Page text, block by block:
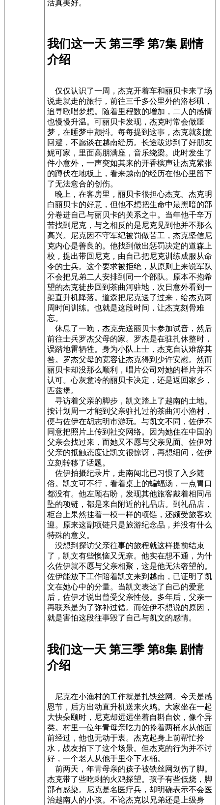
活真美好。
我们这一天 第三季 第7集 剧情
介绍
仅仅认识了一周，杰克开着车和丽贝卡来了场
说走就走的旅行，前往三千多公里外的洛杉矶，
追寻歌唱梦想。随着里程数的增加，二人的感情
也慢慢升温。可丽贝卡发现，杰克时常会做噩
梦，在睡梦中颤抖。每每提到这事，杰克就刻意
回避，不愿谈在越南经历。长途跋涉到了好朋友
妮可家，里面高朋满座，音乐绕梁。此时发生了
件小意外，一声突如其来的开香槟声让杰克紧张
的蹲伏在地板上，看来越南的经历在他心里留下
了无法愈合的创伤。
晚上，在客房里，丽贝卡很担心杰克。杰克明
白丽贝卡的好意，但他不想把生命中最黑暗的部
分卷进自己与丽贝卡的关系之中。当年他千辛万
苦找到尼克，与之相反的是尼克见到他并不那么
高兴。尼克因不守军纪被罚做苦工，杰克坚信尼
克内心是善良的。他找到做出惩罚决定的道森上
校，提出带回尼克，由自己把尼克训练成服从命
令的士兵。这个要求被拒绝，从原则上来说军队
不会把兄弟二人安排到同一个部队。原本不抱希
望的杰克徒步回到茶曲河驻地，次日意外看到一
架直升机降落。道森把尼克送了过来，给杰克两
周时间训练。也就是这段时间，让杰克刻骨难
忘。
休息了一晚，杰克先送丽贝卡参加试音，然后
前往士兵罗杰父母的家。罗杰是在驻扎休整时，
误踏地雷牺牲。身为小队上士，杰克自认难辞其
咎。罗杰父母的宽容让杰克得到少许安慰。然而
丽贝卡却没那么顺利，唱片公司对她的样片并不
认可。心灰意冷的丽贝卡决定，还是返回家乡，
匹兹堡。
寻访着父亲的脚步，凯文踏上了越南的土地。
按计划周一才能到父亲驻扎过的茶曲河小渔村，
便与佐伊在胡志明市游玩。与凯文不同，佐伊不
同意把照片上传到社交网络。因为她住在中国的
父亲会找过来，而她又不愿与父亲见面。佐伊对
父亲的抵触态度让凯文很惊讶，再想细问，佐伊
立刻转移了话题。
佐伊拍摄纪录片，走南闯北已习惯了入乡随
俗。凯文可不行，看着桌上的蝙蝠汤，一点胃口
都没有。他左顾右盼，发现其他旅客戴着相同吊
坠的项链，都是来自附近的礼品店。到礼品店，
柜台上果然挂着一模一样的项链，还颇受旅客欢
迎。原来这副项链只是旅游纪念品，并没有什么
特殊的意义。
没想到探访父亲往事的旅程就这样提前结束
了，凯文有些懊恼又无奈。他实在想不通，为什
么佐伊就不愿与父亲相聚，这是他无法奢望的。
佐伊能放下工作陪着凯文来到越南，已证明了凯
文在她心中的分量。当凯文表达了自己的爱意
后，佐伊才说出曾受父亲性侵。多年后，父亲一
再联系是为了弥补过错。而佐伊不想说的原因，
就是害怕这段往事毁了自己与凯文的感情。
我们这一天 第三季 第8集 剧情
介绍
尼克在小渔村的工作就是扎铁丝网。今天是感
恩节，后方出动直升机送来火鸡。大家坐在一起
大快朵颐时，尼克却远远坐着自斟自饮，像个异
类。村里一位年青母亲吃力的拎着两桶水从他面
前经过，他也无动于衷。杰克起身上前帮忙拎
水，战友拍下了这个场景。但杰克的行为并不讨
好，一个老人从他手里夺下水桶。
前两天，年青母亲的孩子被铁丝网划伤了脚。
杰克带了些吃剩的火鸡探望。孩子有些低烧，脚
部有感染。尼克是名医疗兵，却明确表示不会医
治越南人的小孩。不论杰克以兄弟还是上级身